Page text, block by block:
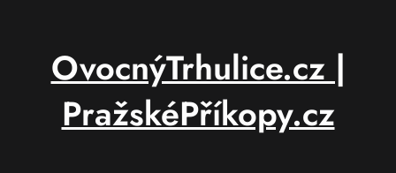
OvocnýTrhulice.cz |
PražskéPříkopy.cz